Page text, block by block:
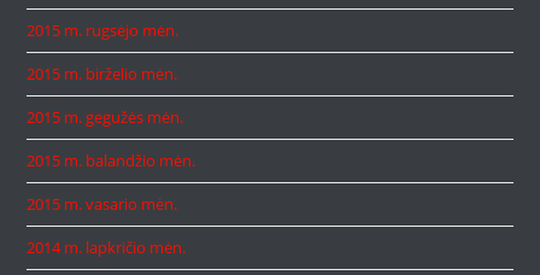
2015 m. rugsėjo mėn.
2015 m. birželio mėn.
2015 m. gegužės mėn.
2015 m. balandžio mėn.
2015 m. vasario mėn.
2014 m. lapkričio mėn.